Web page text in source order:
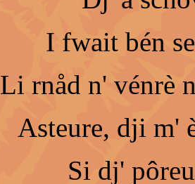
I fwait bén
Li rnåd n' vénrè
Asteure, dji m'
Si dj'